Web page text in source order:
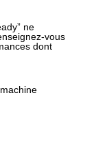
ne
vous
dont